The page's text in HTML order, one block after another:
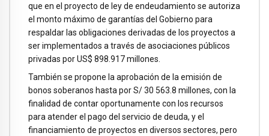
que en el proyecto de ley de endeudamiento se autoriza
el monto máximo de garantías del Gobierno para
respaldar las obligaciones derivadas de los proyectos a
ser implementados a través de asociaciones públicos
privadas por US$ 898.917 millones.
También se propone la aprobación de la emisión de
bonos soberanos hasta por S/ 30 563.8 millones, con la
finalidad de contar oportunamente con los recursos
para atender el pago del servicio de deuda, y el
financiamiento de proyectos en diversos sectores, pero